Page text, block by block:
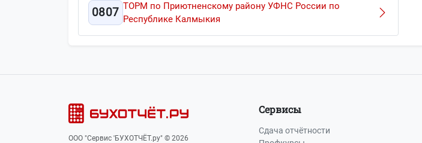
0807 ТОРМ по Приютненскому району УФНС России по
Республике Калмыкия
ООО "Сервис 'БУХОТЧЁТ.ру" © 2026
Сервисы
Сдача отчётности